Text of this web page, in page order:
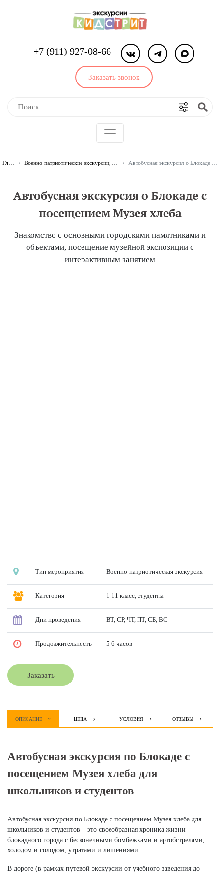
+7 (911) 927-08-66
Заказать звонок
Главная Военно-патриотические экскурсии, о войне, блокаде Ленинграда Автобусная экскурсия о Блокаде с посещением Музея хлеба
Автобусная экскурсия о Блокаде с
посещением Музея хлеба
Знакомство с основными городскими памятниками и
объектами, посещение музейной экспозиции с
интерактивным занятием
Тип мероприятия Военно-патриотическая экскурсия
Категория 1-11 класс, студенты
Дни проведения ВТ, СР, ЧТ, ПТ, СБ, ВС
Продолжительность 5-6 часов
Заказать
ОПИСАНИЕ ЦЕНА УСЛОВИЯ ОТЗЫВЫ
Автобусная экскурсия по Блокаде с
посещением Музея хлеба для
школьников и студентов
Автобусная экскурсия по Блокаде с посещением Музея хлеба для
школьников и студентов – это своеобразная хроника жизни
блокадного города с бесконечными бомбежками и артобстрелами,
холодом и голодом, утратами и лишениями.
В дороге (в рамках путевой экскурсии от учебного заведения до